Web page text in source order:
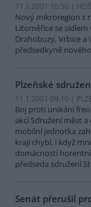
11.1.2001 10:50 |
Nový mikroregion s
Litoměřice se
Drahobuzy, Vrbice a
předsedkyně
Plzeňské
11.1.2001 09:10 |
Boj proti unikání
akcí Sdružení měst
mobilní jednotka
kraji chybí, i když
domácností
předseda sdružení
Senát přerušil